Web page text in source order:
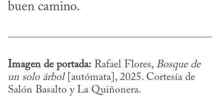
buen camino.
Imagen de portada: Rafael Flores, Bosque de
un solo árbol [autómata], 2025. Cortesía de
Salón Basalto y La Quiñonera.